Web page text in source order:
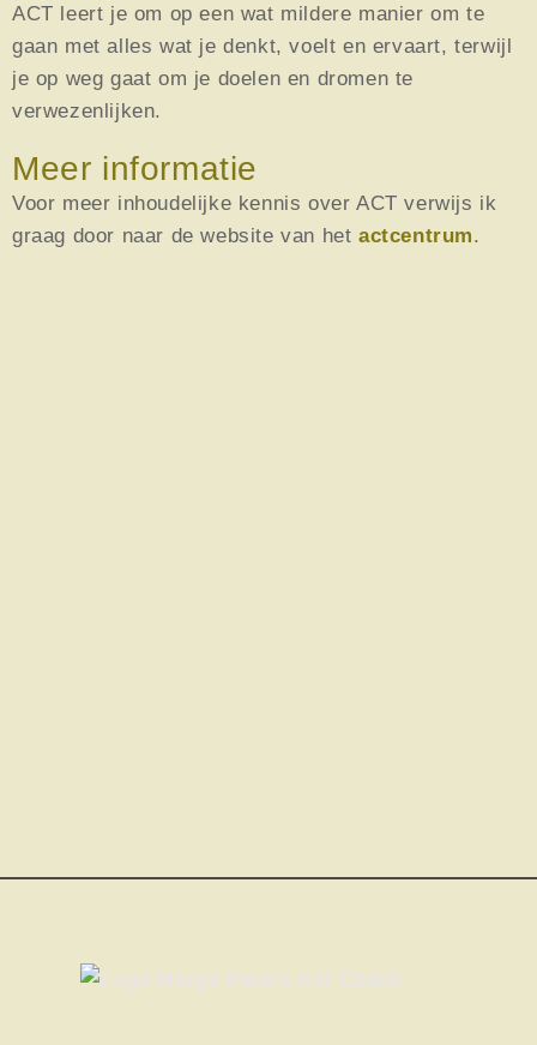
ACT leert je om op een wat mildere manier om te
gaan met alles wat je denkt, voelt en ervaart, terwijl
je op weg gaat om je doelen en dromen te
verwezenlijken.
Meer informatie
Voor meer inhoudelijke kennis over ACT verwijs ik
graag door naar de website van hetactcentrum.